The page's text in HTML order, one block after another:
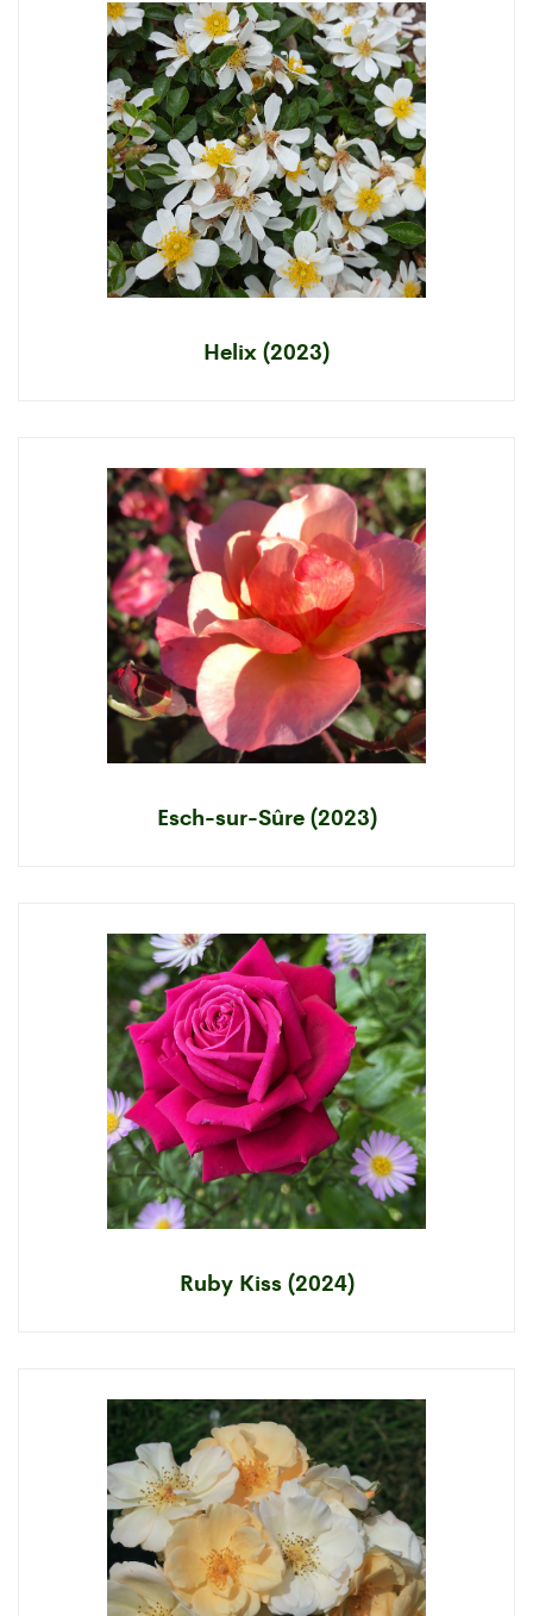
Helix (2023)
Esch-sur-Sûre (2023)
Ruby Kiss (2024)